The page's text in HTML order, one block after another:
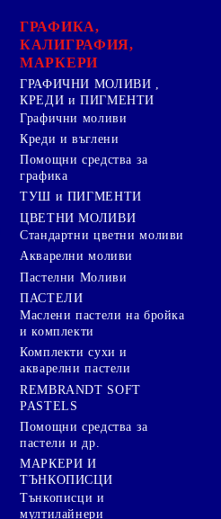
ГРАФИКА,
КАЛИГРАФИЯ,
МАРКЕРИ
ГРАФИЧНИ МОЛИВИ ,
КРЕДИ и ПИГМЕНТИ
Графични моливи
Креди и въглени
Помощни средства за
графика
ТУШ и ПИГМЕНТИ
ЦВЕТНИ МОЛИВИ
Стандартни цветни моливи
Акварелни моливи
Пастелни Моливи
ПАСТЕЛИ
Маслени пастели на бройка
и комплекти
Комплекти сухи и
акварелни пастели
REMBRANDT SOFT
PASTELS
Помощни средства за
пастели и др.
МАРКЕРИ И
ТЪНКОПИСЦИ
Тънкописци и
мултилайнери